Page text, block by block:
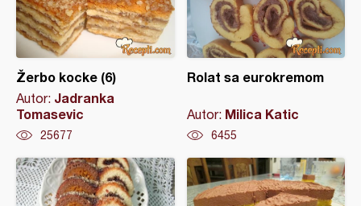
Žerbo kocke (6)
Autor: Jadranka
Tomasevic
25677
Rolat sa eurokremom
Autor: Milica Katic
6455